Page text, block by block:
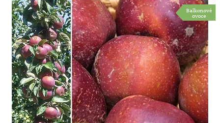
Balkonové
ovoce